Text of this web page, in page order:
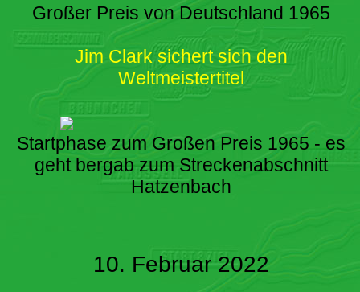
Großer Preis von Deutschland 1965
Jim Clark sichert sich den
Weltmeistertitel
Startphase zum Großen Preis 1965 - es
geht bergab zum Streckenabschnitt
Hatzenbach
10. Februar 2022